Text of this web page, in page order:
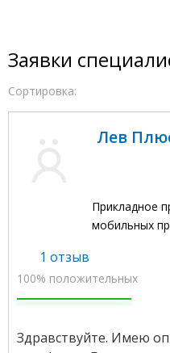
Заявки
Сортировка:
Лев
Прикладное
мобильных
1 отзыв
100% положительных
Здравствуйте. Имею